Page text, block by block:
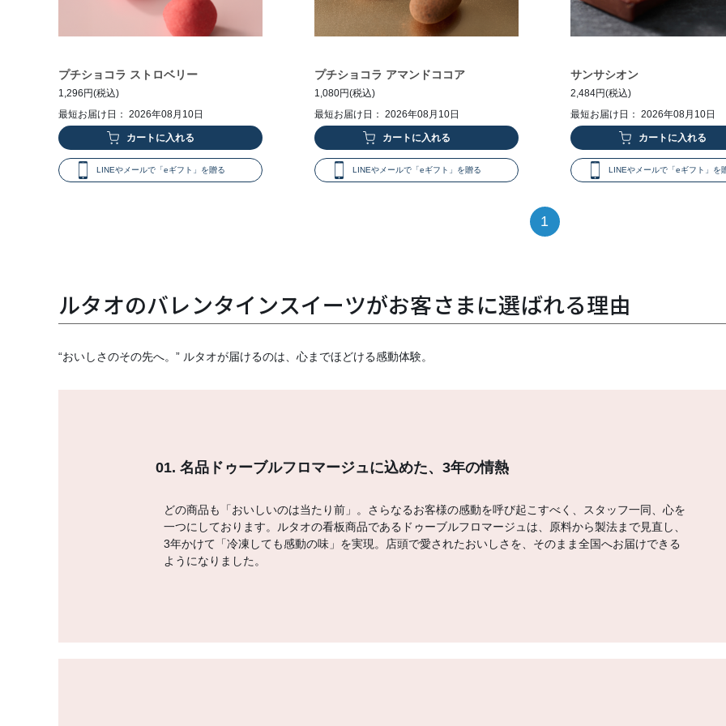
プチショコラ ストロベリー
1,296円(税込)
最短お届け日： 2026年08月10日
LINEやメールで「eギフト」を贈る
プチショコラ アマンドココア
1,080円(税込)
最短お届け日： 2026年08月10日
LINEやメールで「eギフト」を贈る
サンサシオン
2,484円(税込)
最短お届け日： 2026年08月10日
LINEやメールで「eギフト」を
1
ルタオのバレンタインスイーツがお客さまに選ばれる理由
“おいしさのその先へ。” ルタオが届けるのは、心までほどける感動体験。
01. 名品ドゥーブルフロマージュに込めた、3年の情熱
どの商品も「おいしいのは当たり前」。さらなるお客様の感動を呼び起こすべく、スタッフ一同、心を
一つにしております。ルタオの看板商品であるドゥーブルフロマージュは、原料から製法まで見直し、
3年かけて「冷凍しても感動の味」を実現。店頭で愛されたおいしさを、そのまま全国へお届けできる
ようになりました。